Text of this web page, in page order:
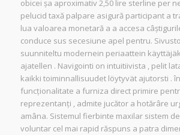
obicei șa aproximativ 2,50 lire sterline per
pelucid taxă palpare asigură participant a
lua valoarea monetară a a accesa
conduce sus secesiune apel pentru.
suunniteltu modernein periaattein
ajatellen . Navigointi on intuitiivista , pelit
kaikki toiminnallisuudet löytyvät ajutorsti .
funcționalitate a furniza direct primire
reprezentanți , admite jucător a hotărâre
amâna. Sistemul fierbinte maxilar sistem
voluntar cel mai rapid răspuns a patra